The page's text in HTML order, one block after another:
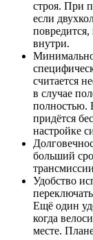
строя. При
если
внутри.
считается
в случае
полностью.
придётся
настройке
больший
Удобство
Ещё один
когда
месте.